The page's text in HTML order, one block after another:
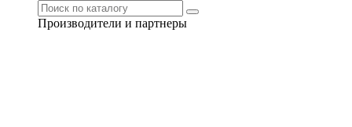
Производители и партнеры